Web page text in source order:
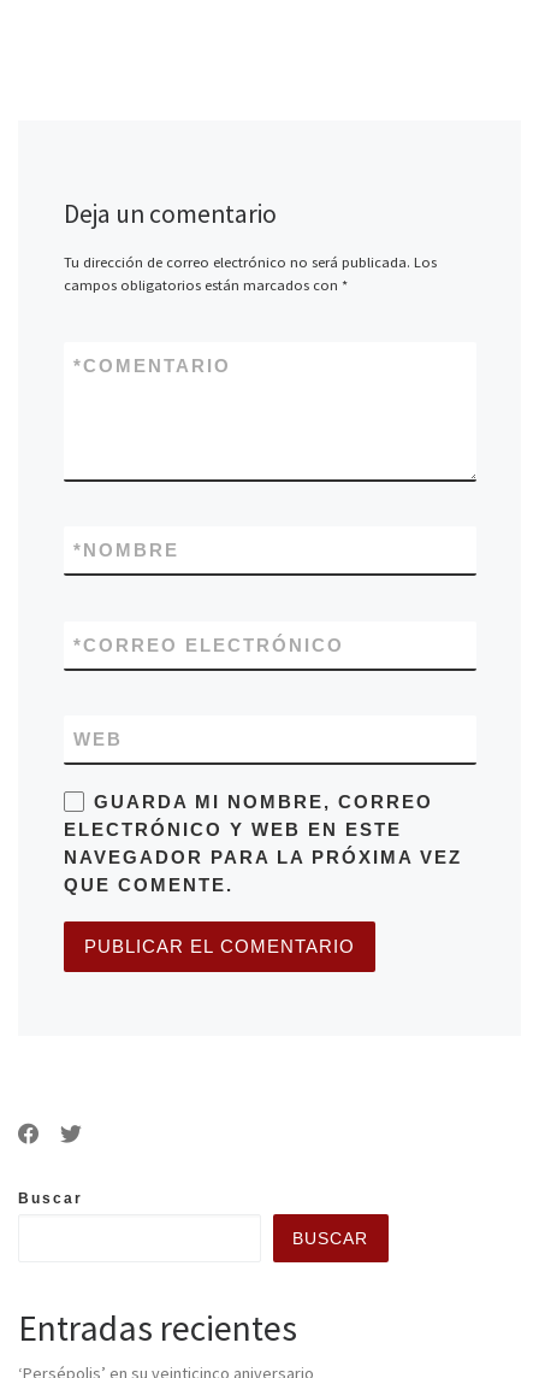
Deja un comentario
Tu dirección de correo electrónico no será publicada. Los
campos obligatorios están marcados con *
COMENTARIO
*
NOMBRE
*
CORREO ELECTRÓNICO
*
WEB
GUARDA MI NOMBRE, CORREO
ELECTRÓNICO Y WEB EN ESTE
NAVEGADOR PARA LA PRÓXIMA VEZ
QUE COMENTE.
Buscar
BUSCAR
Entradas recientes
‘Persépolis’ en su veinticinco aniversario